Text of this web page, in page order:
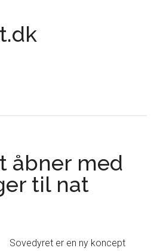
åbner med
til nat
Sovedyret er en ny koncept